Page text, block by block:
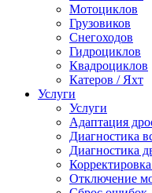
Мотоциклов
Грузовиков
Снегоходов
Гидроциклов
Квадроциклов
Катеров / Яхт
Услуги
Услуги
Адаптация
Диагностика
Диагностика
Отключение